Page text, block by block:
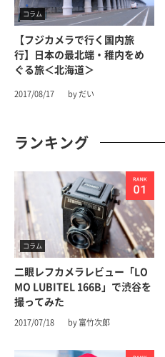
コラム
【フジカメラで行く国内旅
行】日本の最北端・稚内をめ
ぐる旅＜北海道＞
2017/08/17 by だい
ランキング
コラム
二眼レフカメラレビュー「LO
MO LUBITEL 166B」で渋谷を
撮ってみた
2017/07/18 by 富竹次郎